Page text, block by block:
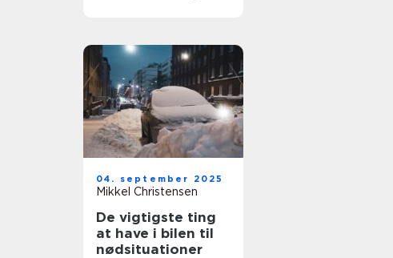
04. september 2025
Mikkel Christensen
De vigtigste ting
at have i bilen til
nødsituationer